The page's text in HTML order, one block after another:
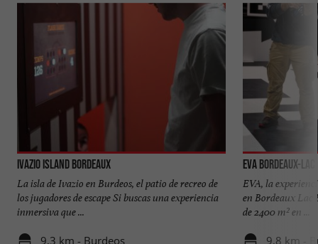
Ivazio Island Bordeaux
La isla de Ivazio en Burdeos, el patio de recreo de
los jugadores de escape Si buscas una experiencia
inmersiva que ...
9,3 km - Burdeos
EVA Bordeaux-Lac
EVA, la
en Bordeaux Lac
de 2400 m² en ...
9,8 km -